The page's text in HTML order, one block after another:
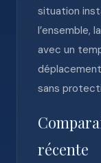
situation
l’ensemble,
avec un
sans
récente